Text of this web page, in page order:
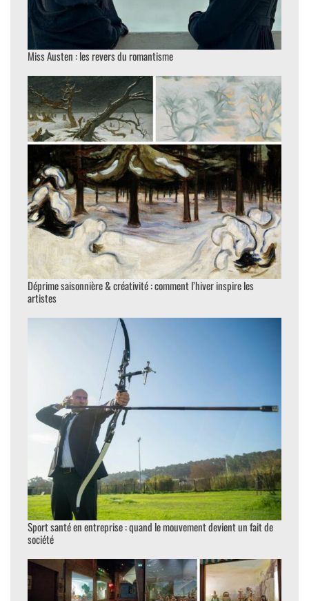
Miss Austen : les revers du romantisme
Déprime saisonnière & créativité : comment l’hiver inspire les
artistes
Sport santé en entreprise : quand le mouvement devient un fait de
société